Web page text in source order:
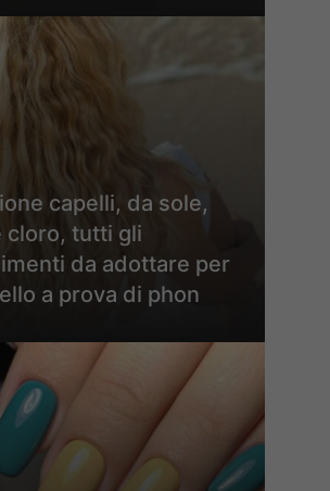
capelli, da sole,
cloro, tutti gli
da adottare per
a prova di phon